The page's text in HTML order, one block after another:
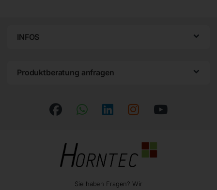
INFOS
Produktberatung anfragen
Sie haben Fragen? Wir